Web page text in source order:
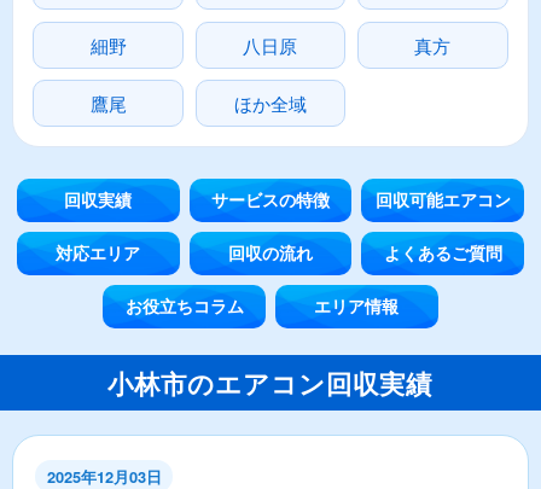
細野 八日原 真方
鷹尾 ほか全域
回収実績 サービスの特徴 回収可能エアコン
対応エリア 回収の流れ よくあるご質問
お役立ちコラム エリア情報
小林市のエアコン回収実績
2025年12月03日